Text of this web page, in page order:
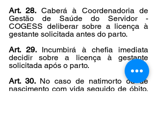
Art. 28. Caberá à Coordenadoria de
Gestão de Saúde do Servidor -
COGESS deliberar sobre a licença à
gestante solicitada antes do parto.
Art. 29. Incumbirá à chefia imediata
decidir sobre a licença à gestante
solicitada após o parto.
Art. 30. No caso de natimorto ou de
nascimento com vida seguido de óbito,